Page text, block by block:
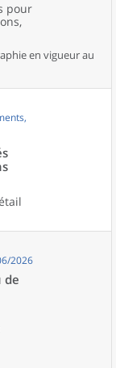
pour
en vigueur au
2026
de